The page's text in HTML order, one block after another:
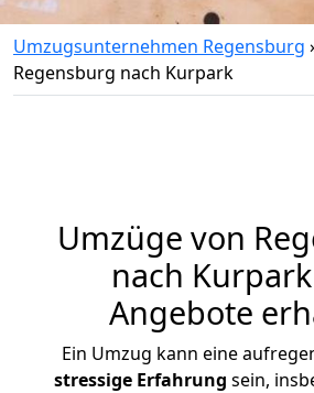
Umzugsunternehmen Regensburg
Regensburg nach Kurpark
Umzüge von
nach
Angebote
Ein Umzug kann eine
stressige Erfahrung sein,